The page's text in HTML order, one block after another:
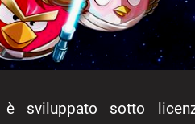
è sviluppato sotto